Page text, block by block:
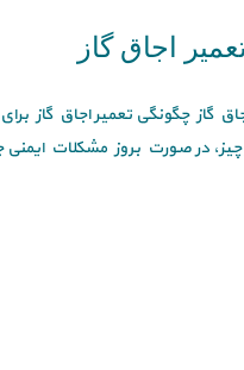
اجاق گاز
گاز چگونگی تعمیر اجاق گاز
در صورت بروز مشکلات